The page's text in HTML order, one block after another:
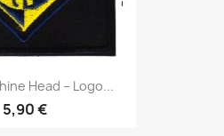
Head – Logo...
5,90 €